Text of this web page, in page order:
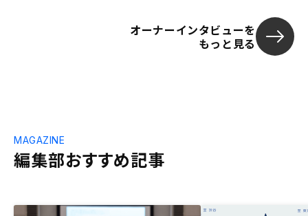
オーナーインタビューを
もっと見る
編集部おすすめ記事
MAGAZINE